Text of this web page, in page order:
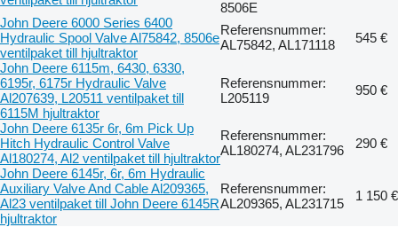
8506E
John Deere 6000 Series 6400
Hydraulic Spool Valve Al75842, 8506e
ventilpaket till hjultraktor
Referensnummer:
AL75842, AL171118
545 €
John Deere 6115m, 6430, 6330,
6195r, 6175r Hydraulic Valve
Al207639, L20511 ventilpaket till
6115M hjultraktor
Referensnummer:
L205119
950 €
John Deere 6135r 6r, 6m Pick Up
Hitch Hydraulic Control Valve
Al180274, Al2 ventilpaket till hjultraktor
Referensnummer:
AL180274, AL231796
290 €
John Deere 6145r, 6r, 6m Hydraulic
Auxiliary Valve And Cable Al209365,
Al23 ventilpaket till John Deere 6145R
hjultraktor
Referensnummer:
AL209365, AL231715
1 150 €